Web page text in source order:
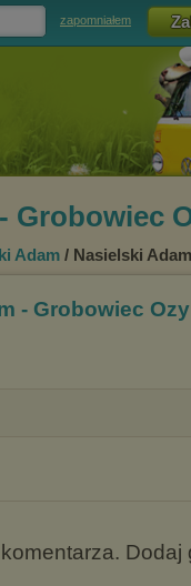
zapomniałem
Grobowiec
Adam / Nasielski
- Grobowiec
Dodaj